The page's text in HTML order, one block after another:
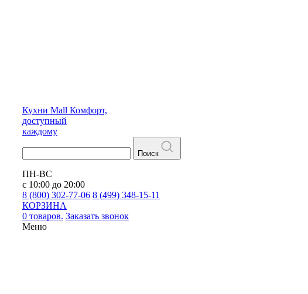
Кухни Mall Комфорт,
доступный
каждому
Поиск
ПН-ВС
с 10:00 до 20:00
8 (800) 302-77-06 8 (499) 348-15-11
КОРЗИНА
0 товаров. Заказать звонок
Меню